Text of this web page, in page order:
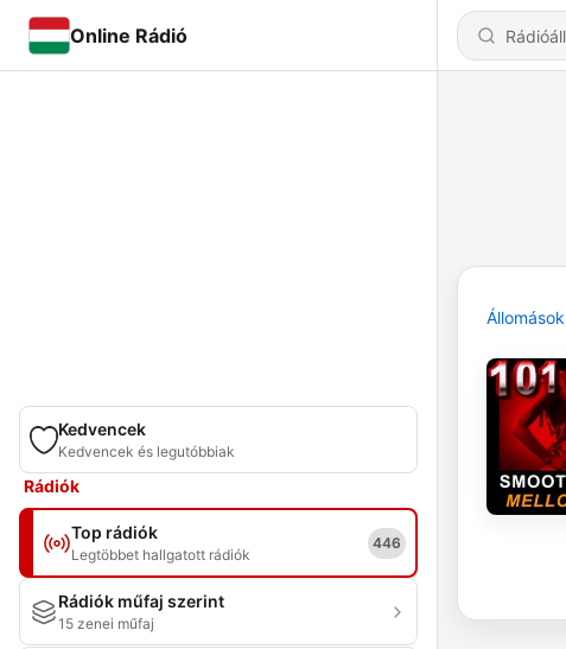
Online Rádió
Kedvencek
Kedvencek és legutóbbiak
Rádiók
Top rádiók
Legtöbbet hallgatott rádiók
446
Rádiók műfaj szerint
15 zenei műfaj
Állomások